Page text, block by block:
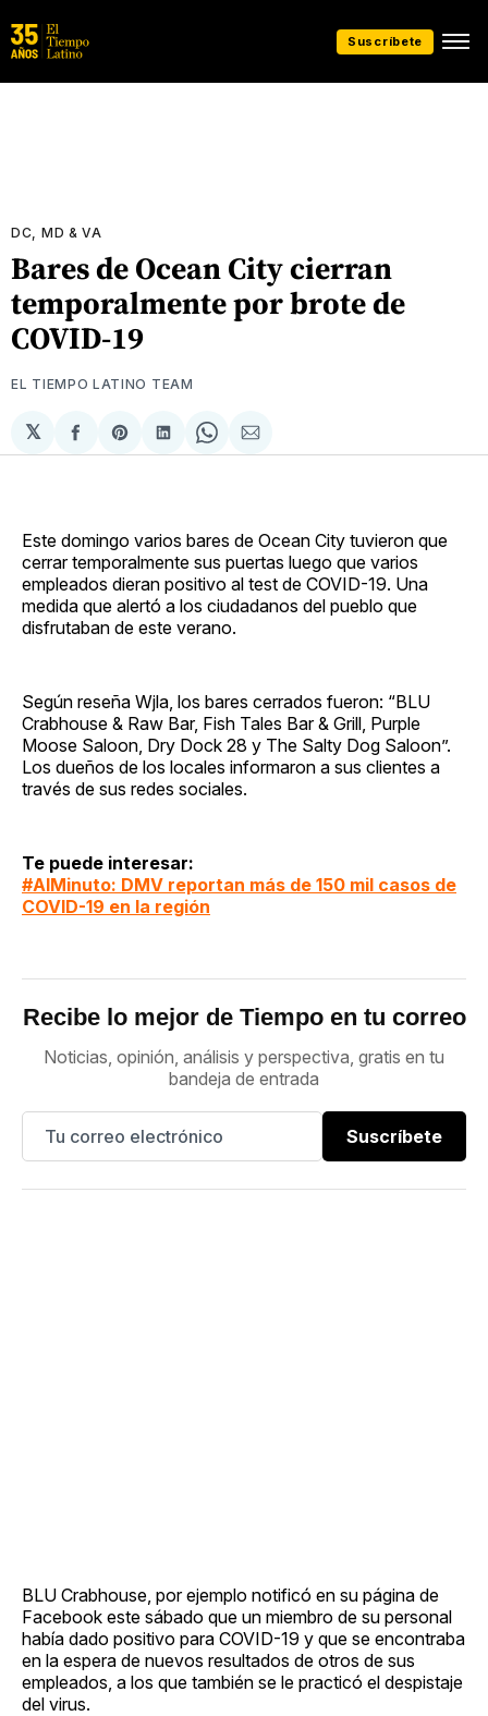
Suscríbete
DC, MD & VA
Bares de Ocean City cierran
temporalmente por brote de
COVID-19
EL TIEMPO LATINO TEAM
𝕏
Compartir
en
Share
on
Compartir
en
Share
on
Compartir
via
Este domingo varios bares de Ocean City tuvieron que
cerrar temporalmente sus puertas luego que varios
empleados dieran positivo al test de COVID-19. Una
medida que alertó a los ciudadanos del pueblo que
disfrutaban de este verano.
Según reseña Wjla, los bares cerrados fueron: “BLU
Crabhouse & Raw Bar, Fish Tales Bar & Grill, Purple
Moose Saloon, Dry Dock 28 y The Salty Dog Saloon”.
Los dueños de los locales informaron a sus clientes a
través de sus redes sociales.
Te puede interesar:
#AlMinuto: DMV reportan más de 150 mil casos de
COVID-19 en la región
Recibe lo mejor de Tiempo en tu correo
Noticias, opinión, análisis y perspectiva, gratis en tu
bandeja de entrada
Suscríbete
BLU Crabhouse, por ejemplo notificó en su página de
Facebook este sábado que un miembro de su personal
había dado positivo para COVID-19 y que se encontraba
en la espera de nuevos resultados de otros de sus
empleados, a los que también se le practicó el despistaje
del virus.